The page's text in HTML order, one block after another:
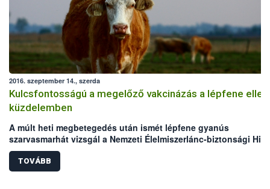
2016. szeptember 14., szerda
Kulcsfontosságú a megelőző vakcinázás a lépfene elleni
küzdelemben
A múlt heti megbetegedés után ismét lépfene gyanús
szarvasmarhát vizsgál a Nemzeti Élelmiszerlánc-biztonsági
(NÉBIH) laboratóriuma. Mindkét eset Békés megyei, legelőn
szarvasmarha állományokat érint. Bár az elmúlt években
állategészségügyi intézkedéseknek köszönhetően
TOVÁBB